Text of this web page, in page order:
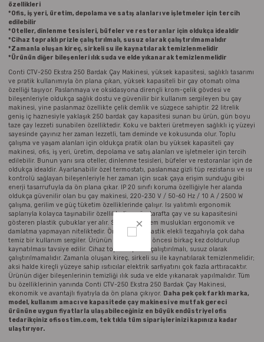
Pastel Boyalar
Yağlı Boyalar
özellikleri
*Ofis, iş yeri, üretim, depolama ve satış alanları ve işletmeler için tercih
edilebilir
*Oteller, dinlenme tesisleri, büfeler ve restoranlar için oldukça idealdir
*Cihaz topraklı prizle çalıştırılmalı, susuz olarak çalıştırılmamalıdır
*Zamanla oluşan kireç, sirkeli su ile kaynatılarak temizlenmelidir
*Ürünün diğer bileşenleri ılık suda ve elde yıkanarak temizlenmelidir
Conti CTV-250 Ekstra 250 Bardak Çay Makinesi, yüksek kapasitesi, sağlıklı tasarımı
ve pratik kullanımıyla ön plana çıkan, yüksek kapasiteli bir çay otomatı olma
özelliği taşıyor. Paslanmaya ve oksidasyona dirençli krom-çelik gövdesi ve
bileşenleriyle oldukça sağlık dostu ve güvenilir bir kullanım sergileyen bu çay
makinesi, yine paslanmaz özellikte çelik demlik ve süzgece sahiptir. 22 litrelik
geniş iç haznesiyle yaklaşık 250 bardak çay kapasitesi sunan bu ürün, gün boyu
taze çay lezzeti sunabilen özelliktedir. Koku ve bakteri üretmeyen sağlıklı iç yüzeyi
sayesinde çayınız her zaman lezzetli, tam deminde ve kokusunda olur. Toplu
çalışma ve yaşam alanları için oldukça pratik olan bu yüksek kapasiteli çay
makinesi, ofis, iş yeri, üretim, depolama ve satış alanları ve işletmeler için tercih
edilebilir. Bunun yanı sıra oteller, dinlenme tesisleri, büfeler ve restoranlar için de
oldukça idealdir. Ayarlanabilir özel termostatı, paslanmaz gizli tüp rezistansı ve ısı
kontrolü sağlayan bileşenleriyle her zaman için sıcak çaya erişim sunduğu gibi
enerji tasarrufuyla da ön plana çıkar. IP 20 sınıfı koruma özelliğiyle her alanda
oldukça güvenilir olan bu çay makinesi, 220-230 V / 50-60 Hz / 10 A / 2500 W
çalışma, gerilim ve güç tüketim özelliklerinde çalışır. Isı yalıtımlı ergonomik
saplarıyla kolayca taşınabilir özelliktedir ve ön tarafta çay ve su kapasitesini
gösteren plastik çubuklar yer alır. Sıcak su ve dem muslukları ergonomik ve
damlatma yapmayan niteliktedir. Ön taraftaki plastik elekli tezgahıyla çok daha
temiz bir kullanım sergiler. Ürünün ilk kullanımı öncesi birkaç kez doldurulup
kaynatılması tavsiye edilir. Cihaz topraklı prizle çalıştırılmalı, susuz olarak
çalıştırılmamalıdır. Zamanla oluşan kireç, sirkeli su ile kaynatılarak temizlenmelidir;
aksi halde kireçli yüzeye sahip ısıtıcılar elektrik sarfiyatını çok fazla arttıracaktır.
Ürünün diğer bileşenlerinin temizliği ılık suda ve elde yıkanarak yapılmalıdır. Tüm
bu özelliklerinin yanında Conti CTV-250 Ekstra 250 Bardak Çay Makinesi,
ekonomik ve avantajlı fiyatıyla da ön plana çıkıyor. Daha pek çok farklı marka,
model, kullanım amacı ve kapasitede çay makinesi ve mutfak gereci
ürününe uygun fiyatlarla ulaşabileceğiniz en büyük endüstriyel ofis
tedarikçiniz ofisostim.com, tek tıkla tüm siparişlerinizi kapınıza kadar
ulaştırıyor.